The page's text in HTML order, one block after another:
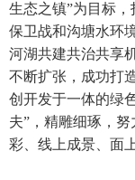
生态之镇”为目标
保卫战和沟塘水环
河湖共建共治共享
不断扩张，成功打
创开发于一体的绿
夫”，精雕细琢，
彩、线上成景、面